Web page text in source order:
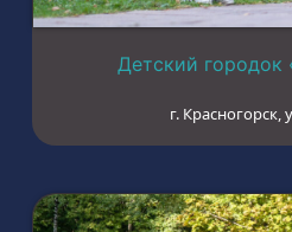
Детский городок
г. Красногорск,